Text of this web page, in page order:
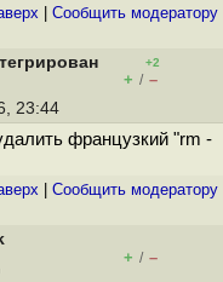
Cообщить модератору
+2
+ / –
23:44
французкий "rm -
Cообщить модератору
+ / –